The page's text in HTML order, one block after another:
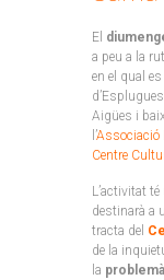
El
a peu a la
en el qual
Aigües i
l’Associació
Centre
L’activitat té
destinarà a
tracta del
de la
la